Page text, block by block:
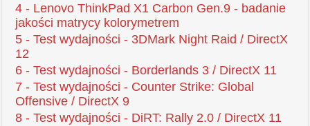
4 - Lenovo ThinkPad X1 Carbon Gen.9 - badanie
jakości matrycy kolorymetrem
5 - Test wydajności - 3DMark Night Raid / DirectX
12
6 - Test wydajności - Borderlands 3 / DirectX 11
7 - Test wydajności - Counter Strike: Global
Offensive / DirectX 9
8 - Test wydajności - DiRT: Rally 2.0 / DirectX 11